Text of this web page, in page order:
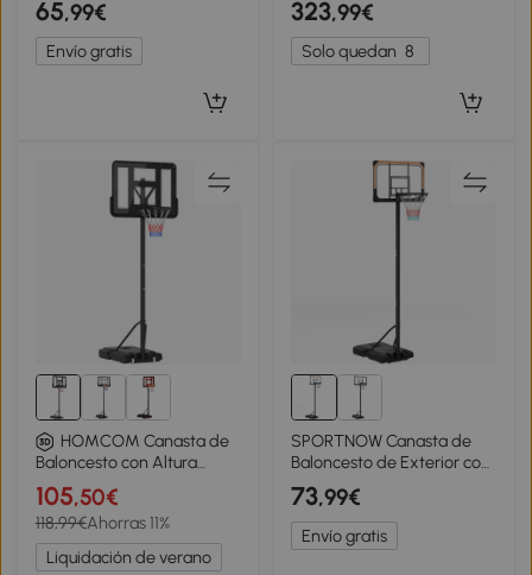
cm con Ruedas y Base
Rellenable 76x48x254 cm
Negro
65,99€
Envío gratis
Azul y Blanco
323,99€
Solo quedan 8
Baloncesto con Altura
Ajustable 220-365 cm Aro
de Baloncesto con Soporte
Ruedas Base Rellenable
Negro
105,50€
118,99€Ahorras 11%
Liquidación de verano
SPORTNOW Canasta de
Baloncesto de Exterior con
Altura Ajustable 182-213 cm
Ruedas Base Rellenable
Negro
73,99€
Envío gratis